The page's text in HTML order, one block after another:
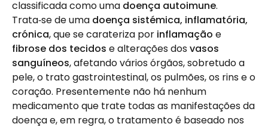
classificada como uma doença autoimune.
Trata‑se de uma doença sistémica, inflamatória,
crónica, que se carateriza por inflamação e
fibrose dos tecidos e alterações dosvasos
sanguíneos, afetando vários órgãos, sobretudo a
pele, o trato gastrointestinal, os pulmões, os rins e o
coração. Presentemente não há nenhum
medicamento que trate todas as manifestações da
doença e, em regra, o tratamento é baseado nos